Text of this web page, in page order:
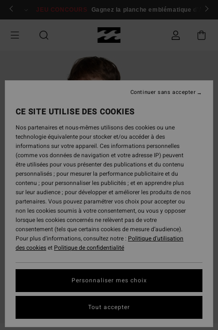
Passer
Se connecter / s'inscrire
JEU CONCOURS Gagnez la planche emblématique d'Andy
CE SITE UTILISE DES COOKIES
Nos partenaires et nous-mêmes utilisons des cookies ou une
technologie équivalente pour stocker et/ou accéder à des
informations sur votre appareil. Ces informations personnelles
(comme vos données de navigation et votre adresse IP) peuvent
être utilisées pour vous présenter des publications et du contenu
personnalisés ; pour mesurer la performance publicitaire et du
contenu ; pour personnaliser les publicités ; et en apprendre plus
sur leur audience ; pour développer et améliorer les produits de nos
partenaires. Vous pouvez paramétrer vos choix pour accepter ou
non les cookies soumis à votre consentement, ou vous y opposer
lorsque les cookies concernés ne relèvent pas de votre
consentement (tels que certains cookies de mesure d’audience).
Pour plus d'informations, consultez notre : Politique d'utilisation
des cookieset Politique de confidentialité
Personnaliser mes choix
Continuer sans accepter
Tout accepter